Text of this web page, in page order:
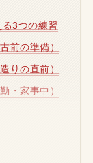
3つの練習
前の準備）
りの直前）
・家事中）